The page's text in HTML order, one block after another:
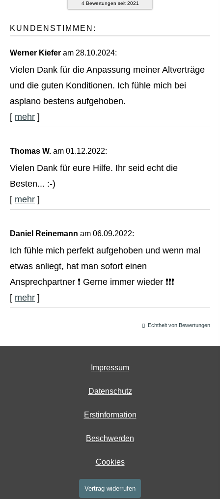
4Bewertungen seit 2021
KUNDENSTIMMEN:
Werner Kiefer am 28.10.2024:
Vielen Dank für die Anpassung meiner Altverträge
und die guten Konditionen. Ich fühle mich bei
asplano bestens aufgehoben.
[ mehr ]
Thomas W. am 01.12.2022:
Vielen Dank für eure Hilfe. Ihr seid echt die
Besten... :-)
[ mehr ]
Daniel Reinemann am 06.09.2022:
Ich fühle mich perfekt aufgehoben und wenn mal
etwas anliegt, hat man sofort einen
Ansprechpartner ❗️ Gerne immer wieder ❗️❗️❗️
[ mehr ]
Echtheit von Bewertungen
Impressum
Datenschutz
Erstinformation
Beschwerden
Cookies
Vertrag widerrufen